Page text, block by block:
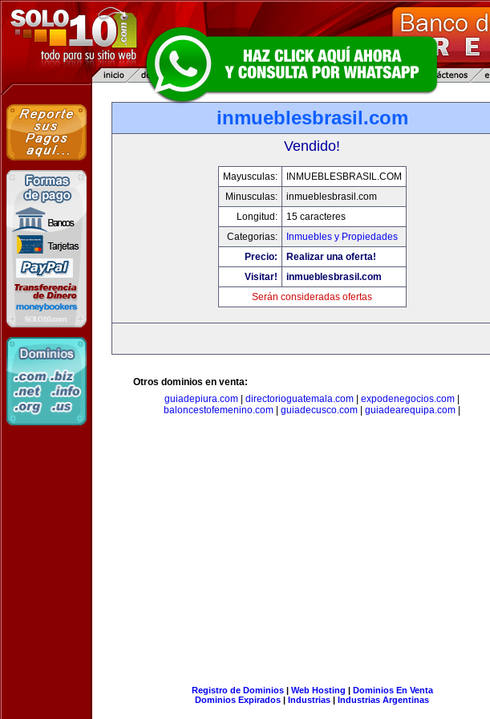
inmueblesbrasil.com
Vendido!
Mayusculas:
INMUEBLESBRASIL.COM
Minusculas:
inmueblesbrasil.com
Longitud:
15 caracteres
Categorias:
Inmuebles y Propiedades
Precio:
Realizar una oferta!
Visitar!
inmueblesbrasil.com
Serán consideradas ofertas
Otros dominios en venta:
guiadepiura.com
directorioguatemala.com expodenegocios.com
baloncestofemenino.com
guiadecusco.com guiadearequipa.com
Registro de Dominios| Web Hosting | Dominios En Venta
Dominios Expirados | Industrias | Industrias Argentinas